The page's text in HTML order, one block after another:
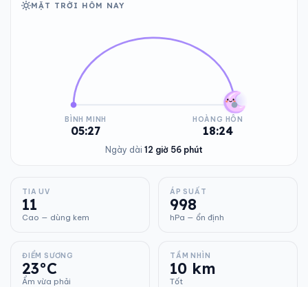
MẶT TRỜI HÔM NAY
BÌNH MINH
05:27
HOÀNG HÔN
18:24
Ngày dài 12 giờ 56 phút
TIA UV
11
Cao — dùng kem
ÁP SUẤT
998
hPa — ổn định
ĐIỂM SƯƠNG
23°C
Ẩm vừa phải
TẦM NHÌN
10 km
Tốt